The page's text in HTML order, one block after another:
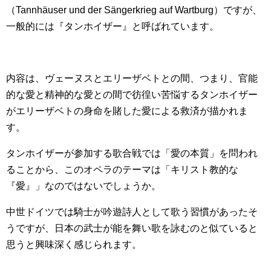
（Tannhäuser und der Sängerkrieg auf Wartburg）ですが、
一般的には『タンホイザー』と呼ばれています。
内容は、ヴェーヌスとエリーザベトとの間、つまり、官能
的な愛と精神的な愛との間で彷徨い苦悩するタンホイザー
がエリーザベトの身命を賭した愛による救済が描かれま
す。
タンホイザーが参加する歌合戦では「愛の本質」を問われ
ることから、このオペラのテーマは「キリスト教的な
『愛』」なのではないでしょうか。
中世ドイツでは騎士が吟遊詩人として歌う習慣があったそ
うですが、日本の武士が能を舞い歌を詠むのと似ていると
思うと興味深く感じられます。